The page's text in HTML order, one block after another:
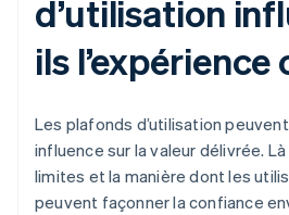
d’utilisation
ils l’expérience
Les plafonds d’utilisation
influence sur la valeur délivrée.
limites et la manière dont les
peuvent façonner la confiance